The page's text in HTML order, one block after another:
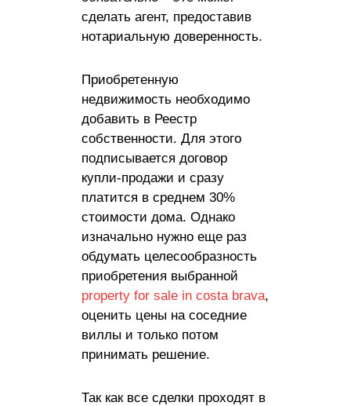
сделать агент, предоставив
нотариальную доверенность.
Приобретенную
недвижимость необходимо
добавить в Реестр
собственности. Для этого
подписывается договор
купли-продажи и сразу
платится в среднем 30%
стоимости дома. Однако
изначально нужно еще раз
обдумать целесообразность
приобретения выбранной
property for sale in costa brava,
оценить цены на соседние
виллы и только потом
принимать решение.
Так как все сделки проходят в